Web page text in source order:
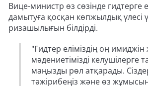
Вице-министр өз сөзінде гидтерге
дамытуға қосқан көпжылдық үлесі
ризашылығын білдірді.
"Гидтер еліміздің оң
мәдениетімізді келушілерге
маңызды рөл атқарады.
тәжірибеңіз және өз